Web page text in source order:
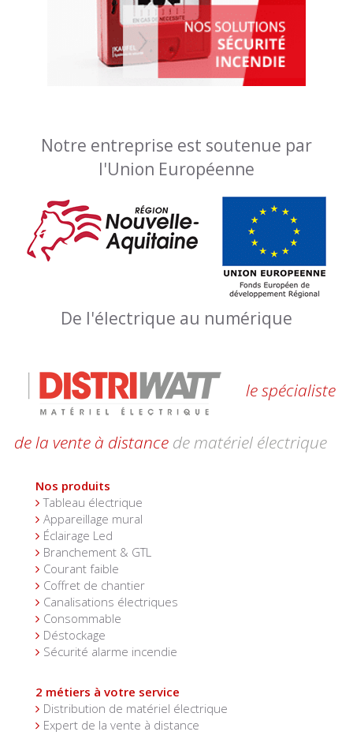
Notre entreprise est soutenue par
l'Union Européenne
De l'électrique au numérique
le spécialiste
de la vente à distance de matériel électrique
Nos produits
Tableau électrique
Appareillage mural
Éclairage Led
Branchement & GTL
Courant faible
Coffret de chantier
Canalisations électriques
Consommable
Déstockage
Sécurité alarme incendie
2 métiers à votre service
Distribution de matériel électrique
Expert de la vente à distance